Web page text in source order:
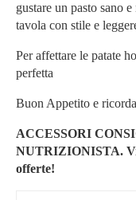
gustare un pasto sano
tavola con stile e
Per affettare le patate
perfetta
Buon Appetito e
ACCESSORI
NUTRIZIONISTA.
offerte!